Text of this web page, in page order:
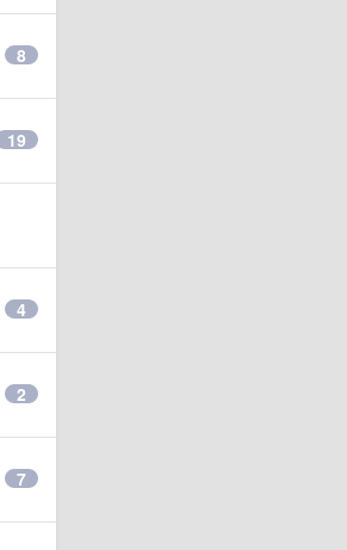
8
19
4
2
7